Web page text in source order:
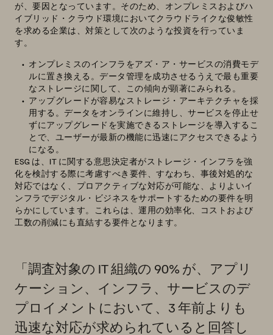
が、要因となっています。そのため、オンプレミスおよびハ
イブリッド・クラウド環境においてクラウドライクな俊敏性
を求める企業は、対策として次のような投資を行っていま
す。
オンプレミスのインフラをアズ・ア・サービスの消費モデ
ルに置き換える。データ管理を成功させるうえで最も重要
なストレージに関して、この傾向が顕著にみられる。
アップグレードが容易なストレージ・アーキテクチャを採
用する。データをオンラインに維持し、サービスを停止せ
ずにアップグレードを実施できるストレージを導入するこ
とで、ユーザーが最新の機能に迅速にアクセスできるよう
になる。
ESG は、IT に関する意思決定者がストレージ・インフラを強
化を検討する際に考慮すべき要件、すなわち、事後対処的な
対応ではなく、プロアクティブな対応が可能な、よりよいイ
ンフラでデジタル・ビジネスをサポートするための要件を明
らかにしています。これらは、運用の効率化、コストおよび
工数の削減にも直結する要件となります。
「調査対象の IT 組織の 90% が、アプリ
ケーション、インフラ、サービスのデ
プロイメントにおいて、3 年前よりも
迅速な対応が求められていると回答し